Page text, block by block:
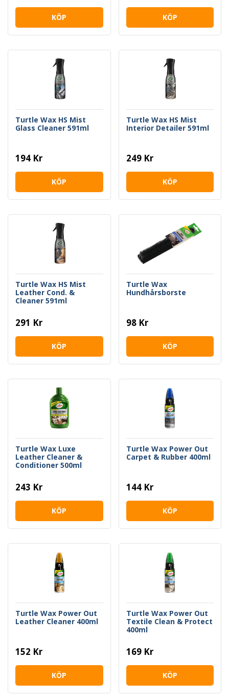
KÖP KÖP
Turtle Wax HS Mist
Glass Cleaner 591ml
194 Kr
KÖP
Turtle Wax HS Mist
Interior Detailer 591ml
249 Kr
KÖP
Turtle Wax HS Mist
Leather Cond. &
Cleaner 591ml
291 Kr
KÖP
Turtle Wax
Hundhårsborste
98 Kr
KÖP
Turtle Wax Luxe
Leather Cleaner &
Conditioner 500ml
243 Kr
KÖP
Turtle Wax Power Out
Carpet & Rubber 400ml
144 Kr
KÖP
Turtle Wax Power Out
Leather Cleaner 400ml
152 Kr
KÖP
Turtle Wax Power Out
Textile Clean & Protect
400ml
169 Kr
KÖP